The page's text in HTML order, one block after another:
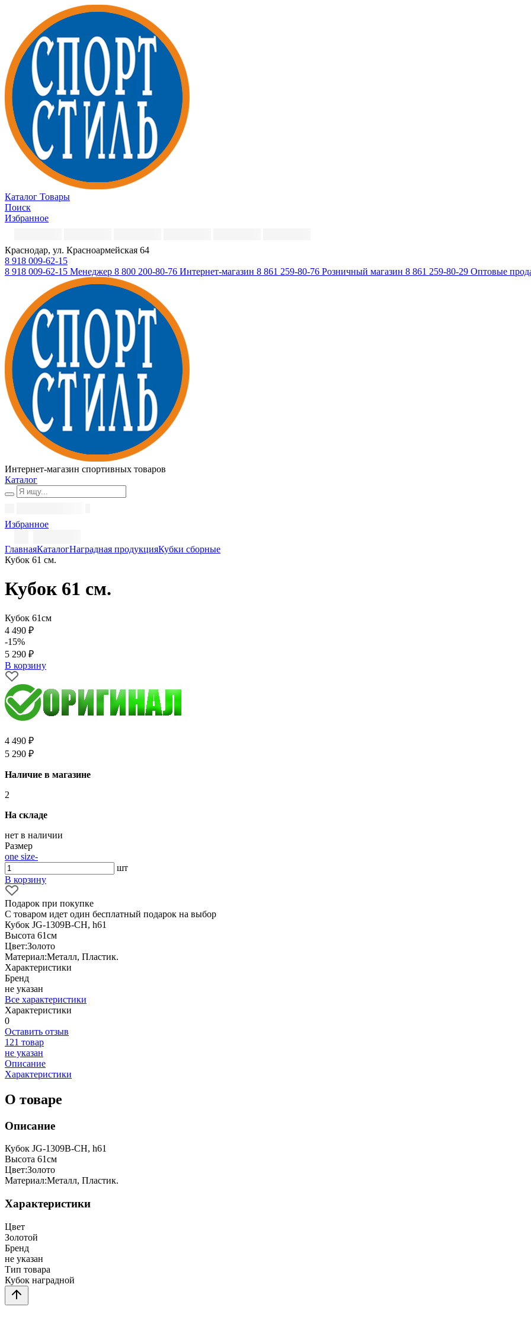
Каталог Товары
Поиск
Избранное
Краснодар, ул. Красноармейская 64
8 918 009-62-15
8 918 009-62-15 Менеджер 8 800 200-80-76 Интернет-магазин 8 861 259-80-76 Розничный магазин 8 861 259-80-29 Оптовые
Интернет-магазин спортивных товаров
Каталог
Избранное
ГлавнаяКаталогНаградная продукцияКубки сборные
Кубок 61 см.
Кубок 61 см.
Кубок 61см
4 490 ₽
-15%
5 290 ₽
В корзину
4 490 ₽
5 290 ₽
Наличие в магазине
2
На складе
нет в наличии
Размер
one size-
шт
В корзину
Подарок при покупке
С товаром идет один бесплатный подарок на выбор
Кубок JG-1309B-CH, h61
Высота 61см
Цвет:Золото
Материал:Металл, Пластик.
Характеристики
Бренд
не указан
Все характеристики
Характеристики
0
Оставить отзыв
121 товар
не указан
Описание
Характеристики
О товаре
Описание
Кубок JG-1309B-CH, h61
Высота 61см
Цвет:Золото
Материал:Металл, Пластик.
Характеристики
Цвет
Золотой
Бренд
не указан
Тип товара
Кубок наградной